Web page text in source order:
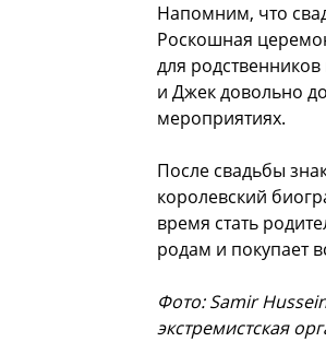
Напомним, что
Роскошная
для
и Джек довольно
мероприятиях.
После свадьбы
королевский
время стать
родам и покупает
Фото: Samir
экстремистская